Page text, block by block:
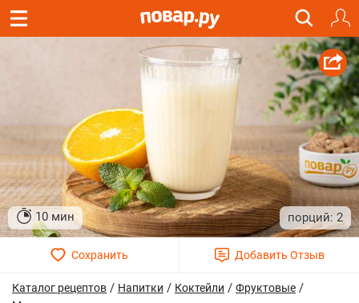
10 мин 2
Каталог рецептов / Напитки / Коктейли / Фруктовые /